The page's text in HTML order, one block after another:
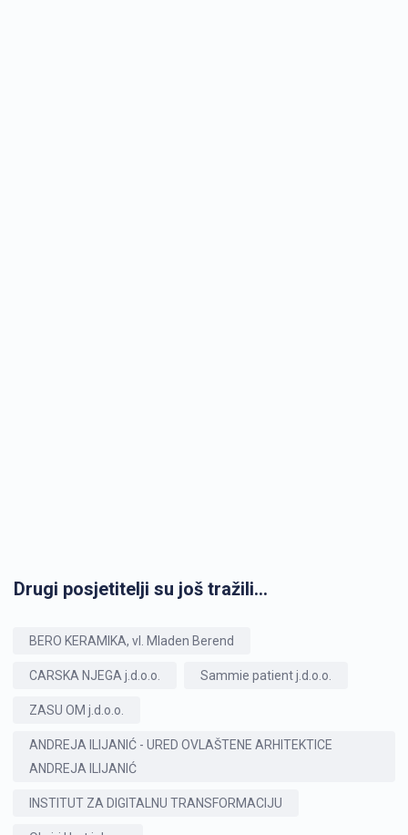
Drugi posjetitelji su još tražili...
BERO KERAMIKA, vl. Mladen Berend
CARSKA NJEGA j.d.o.o. Sammie patient j.d.o.o.
ZASU OM j.d.o.o.
ANDREJA ILIJANIĆ - URED OVLAŠTENE ARHITEKTICE
ANDREJA ILIJANIĆ
INSTITUT ZA DIGITALNU TRANSFORMACIJU